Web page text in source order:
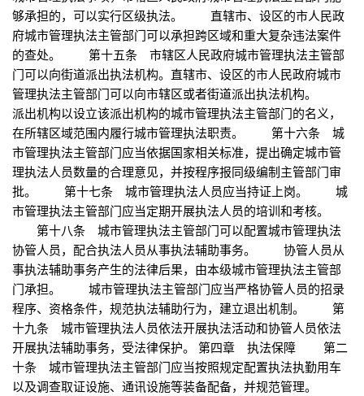
够承担的，可以实行区级执法。 直辖市、设区的市人民政
府城市管理执法主管部门可以承担跨区域和重大复杂违法案件
的查处。 第十五条 市辖区人民政府城市管理执法主管部
门可以向街道派出执法机构。直辖市、设区的市人民政府城市
管理执法主管部门可以向市辖区或者街道派出执法机构。
派出机构以设立该派出机构的城市管理执法主管部门的名义，
在所辖区域范围内履行城市管理执法职责。 第十六条 城
市管理执法主管部门应当依据国家相关标准，提出确定城市管
理执法人员数量的合理意见，并按程序报同级编制主管部门审
批。 第十七条 城市管理执法人员应当持证上岗。 城
市管理执法主管部门应当定期开展执法人员的培训和考核。
第十八条 城市管理执法主管部门可以配置城市管理执法
协管人员，配合执法人员从事执法辅助事务。 协管人员从
事执法辅助事务产生的法律后果，由本级城市管理执法主管部
门承担。 城市管理执法主管部门应当严格协管人员的招录
程序、资格条件，规范执法辅助行为，建立退出机制。 第
十九条 城市管理执法人员依法开展执法活动和协管人员依法
开展执法辅助事务，受法律保护。 第四章 执法保障 第二
十条 城市管理执法主管部门应当按照规定配置执法执勤用车
以及调查取证设施、通讯设施等装备配备，并规范管理。